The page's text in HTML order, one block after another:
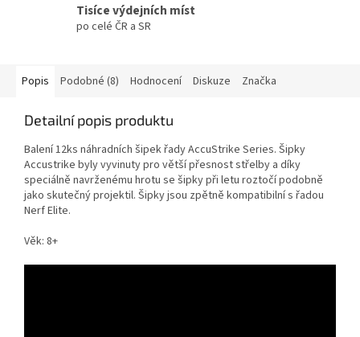
Tisíce výdejních míst
po celé ČR a SR
Popis Podobné (8) Hodnocení Diskuze Značka
Detailní popis produktu
Balení 12ks náhradních šipek řady AccuStrike Series. Šipky
Accustrike byly vyvinuty pro větší přesnost střelby a díky
speciálně navrženému hrotu se šipky při letu roztočí podobně
jako skutečný projektil. Šipky jsou zpětně kompatibilní s řadou
Nerf Elite.
Věk: 8+